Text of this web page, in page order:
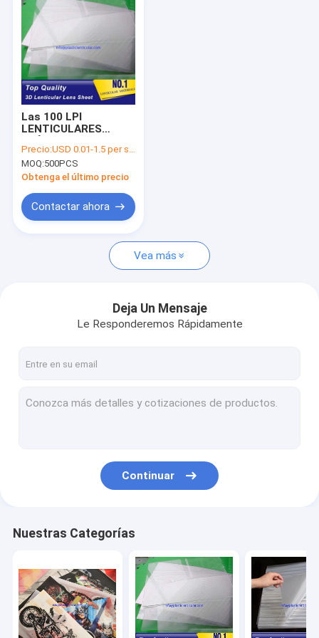
Las 100 LPI
LENTICULARES
ACARICIAN la hoja
lenticular plástica de
la lente 3D con el
cartel publicitario
lenticular 3D
Precio:USD 0.01-1.5 per sheet
MOQ:500PCS
Obtenga el último precio
Contactar ahora
Vea más
Deja Un Mensaje
Le Responderemos Rápidamente
Continuar
Nuestras Categorías